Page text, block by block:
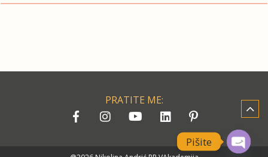
PRATITE ME:
Pišite